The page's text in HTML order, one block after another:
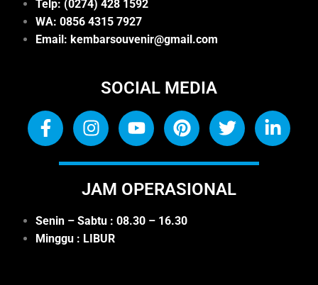
Telp: (0274) 428 1592
WA: 0856 4315 7927
Email: kembarsouvenir@gmail.com
SOCIAL MEDIA
JAM OPERASIONAL
Senin – Sabtu : 08.30 – 16.30
Minggu : LIBUR